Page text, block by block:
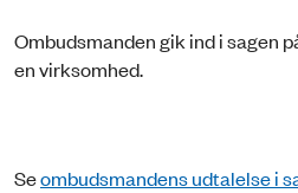
Ombudsmanden gik ind i sagen
en virksomhed.
Seombudsmandens udtalelse i